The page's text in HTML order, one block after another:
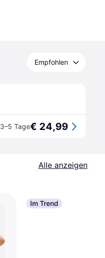
Empfohlen
3–5 Tage€ 24,99
Alle anzeigen
Im Trend